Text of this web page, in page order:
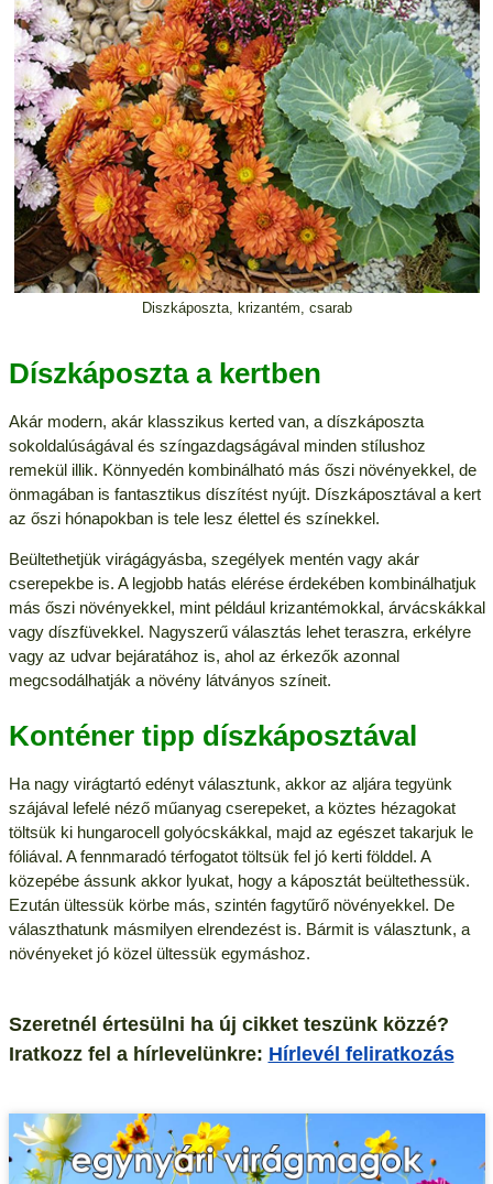
Diszkáposzta, krizantém, csarab
Díszkáposzta a kertben
Akár modern, akár klasszikus kerted van, a díszkáposzta
sokoldalúságával és színgazdagságával minden stílushoz
remekül illik. Könnyedén kombinálható más őszi növényekkel, de
önmagában is fantasztikus díszítést nyújt. Díszkáposztával a kert
az őszi hónapokban is tele lesz élettel és színekkel.
Beültethetjük virágágyásba, szegélyek mentén vagy akár
cserepekbe is. A legjobb hatás elérése érdekében kombinálhatjuk
más őszi növényekkel, mint például krizantémokkal, árvácskákkal
vagy díszfüvekkel. Nagyszerű választás lehet teraszra, erkélyre
vagy az udvar bejáratához is, ahol az érkezők azonnal
megcsodálhatják a növény látványos színeit.
Konténer tipp díszkáposztával
Ha nagy virágtartó edényt választunk, akkor az aljára tegyünk
szájával lefelé néző műanyag cserepeket, a köztes hézagokat
töltsük ki hungarocell golyócskákkal, majd az egészet takarjuk le
fóliával. A fennmaradó térfogatot töltsük fel jó kerti földdel. A
közepébe ássunk akkor lyukat, hogy a káposztát beültethessük.
Ezután ültessük körbe más, szintén fagytűrő növényekkel. De
választhatunk másmilyen elrendezést is. Bármit is választunk, a
növényeket jó közel ültessük egymáshoz.
Szeretnél értesülni ha új cikket teszünk közzé?
Iratkozz fel a hírlevelünkre: Hírlevél feliratkozás